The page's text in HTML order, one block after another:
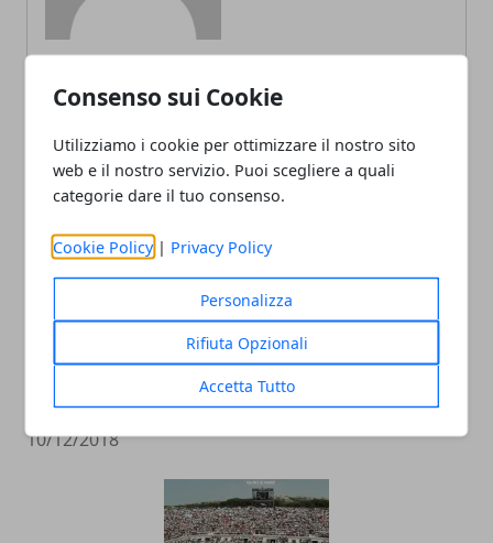
Consenso sui Cookie
Utilizziamo i cookie per ottimizzare il nostro sito
web e il nostro servizio. Puoi scegliere a quali
categorie dare il tuo consenso.
Cookie Policy | Privacy Policy
Personalizza
Rifiuta Opzionali
Accetta Tutto
Racchette da tennis: quanto incidono
sul gioco del principiante
10/12/2018